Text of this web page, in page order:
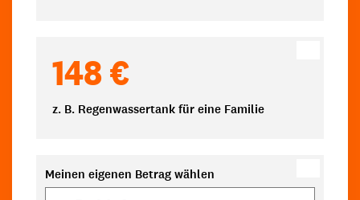
148 €
z. B. Regenwassertank für eine Familie
Meinen eigenen Betrag wählen